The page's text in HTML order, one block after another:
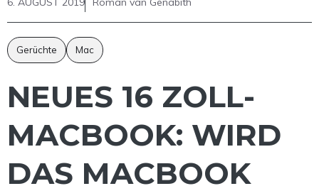
Gerüchte Mac
NEUES 16 ZOLL-
MACBOOK: WIRD
DAS MACBOOK